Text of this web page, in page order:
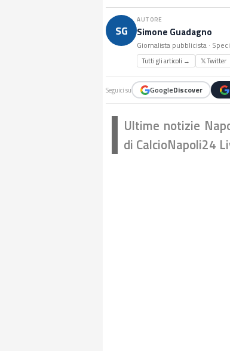
SG
AUTORE
Simone Guadagno
Giornalista pubblicista ·
Tutti gli articoli → 𝕏 Twitter
Seguici su GoogleDiscover
Ultime notizie
di CalcioNapoli24